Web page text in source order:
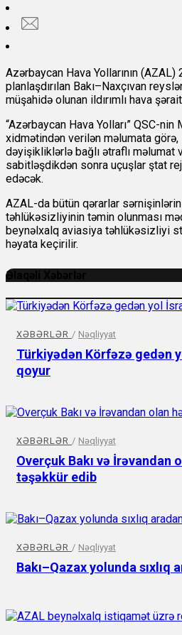
Azərbaycan Hava Yollarının
planlaşdırılan Bakı–Naxçıvan
müşahidə olunan ildırımlı hava
“Azərbaycan Hava Yolları” QSC-nin
xidmətindən verilən məlumata
dəyişikliklərlə bağlı ətraflı məlumat
sabitləşdikdən sonra uçuşlar ştat
edəcək.
AZAL-da bütün qərarlar
təhlükəsizliyinin təmin olunması
beynəlxalq aviasiya təhlükəsizliyi
həyata keçirilir.
Əlaqəli Xəbərlər
XƏBƏRLƏR / Nəqliyyat
Türkiyədən Körfəzə gedən
qoyur
XƏBƏRLƏR / Nəqliyyat
Overçuk Bakı və İrəvandan
təşəkkür edib
XƏBƏRLƏR / Nəqliyyat
Bakı–Qazax yolunda sıxlıq